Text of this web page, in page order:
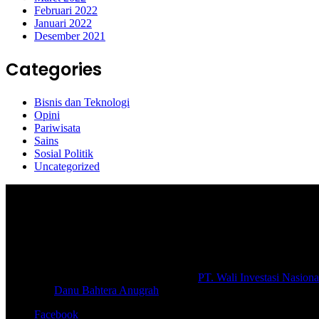
Februari 2022
Januari 2022
Desember 2021
Categories
Bisnis dan Teknologi
Opini
Pariwisata
Sains
Sosial Politik
Uncategorized
PT. Wali Investasi
Danu Bahtera Anugrah
Facebook